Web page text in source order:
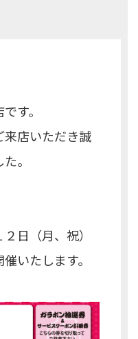
す。
店いただき誠
。
日（月、祝）
いたします。